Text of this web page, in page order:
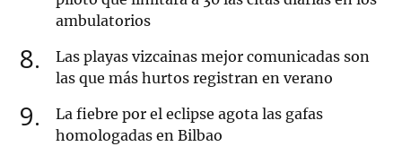
ambulatorios
8
Las playas vizcainas mejor comunicadas son
las que más hurtos registran en verano
9
La fiebre por el eclipse agota las gafas
homologadas en Bilbao